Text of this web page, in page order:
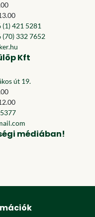
(1) 421 5281
(70) 332 7652
Kft
út 19.
médiában!